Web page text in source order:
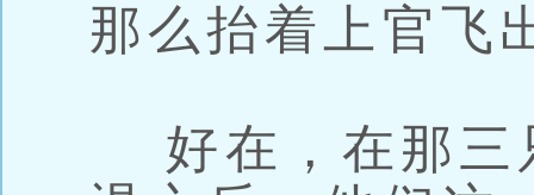
那么抬着上官飞
好在，在那三